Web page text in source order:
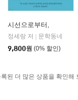
시선으로부터,
정세랑 저 | 문학동네
9,800원 (0% 할인)
된 더 많은 상품을 확인해